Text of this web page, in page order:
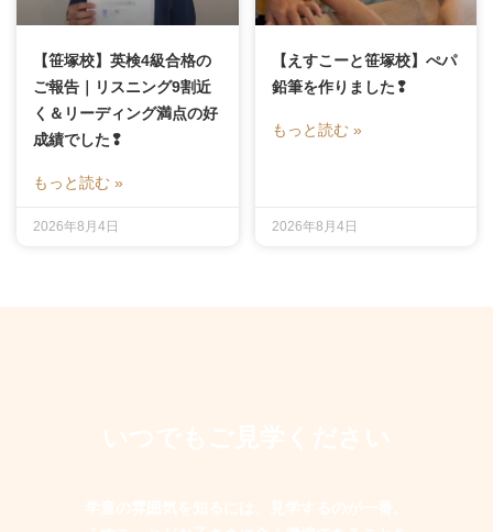
【笹塚校】英検4級合格の
ご報告｜リスニング9割近
く＆リーディング満点の好
成績でした❢
もっと読む »
2026年8月4日
【えすこーと笹塚校】ぺパ
鉛筆を作りました❢
もっと読む »
2026年8月4日